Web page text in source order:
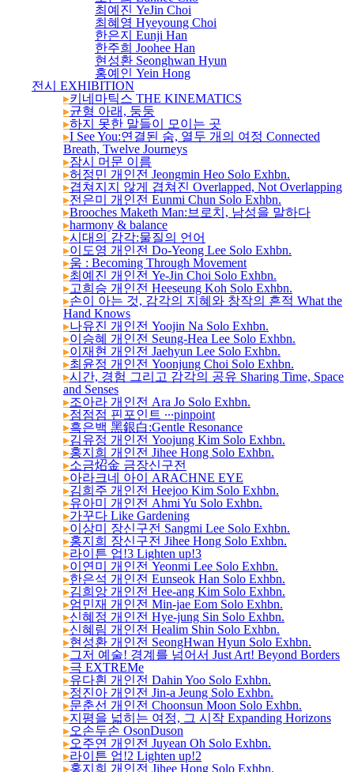
최예진 YeJin Choi
최혜영 Hyeyoung Choi
한은지 Eunji Han
한주희 Joohee Han
현성환 Seonghwan Hyun
홍예인 Yein Hong
전시 EXHIBITION
▸키네마틱스 THE KINEMATICS
▸균형 아래, 둥둥
▸하지 못한 말들이 모이는 곳
▸I See You:연결된 숨, 열두 개의 여정 Connected
Breath, Twelve Journeys
▸잠시 머문 이름
▸허정민 개인전 Jeongmin Heo Solo Exhbn.
▸겹쳐지지 않게 겹쳐진 Overlapped, Not Overlapping
▸전은미 개인전 Eunmi Chun Solo Exhbn.
▸Brooches Maketh Man:브로치, 남성을 말하다
▸harmony & balance
▸시대의 감각:물질의 언어
▸이도영 개인전 Do-Yeong Lee Solo Exhbn.
▸움 : Becoming Through Movement
▸최예진 개인전 Ye-Jin Choi Solo Exhbn.
▸고희승 개인전 Heeseung Koh Solo Exhbn.
▸손이 아는 것, 감각의 지혜와 창작의 흔적 What the
Hand Knows
▸나유진 개인전 Yoojin Na Solo Exhbn.
▸이승혜 개인전 Seung-Hea Lee Solo Exhbn.
▸이재현 개인전 Jaehyun Lee Solo Exhbn.
▸최윤정 개인전 Yoonjung Choi Solo Exhbn.
▸시간, 경험 그리고 감각의 공유 Sharing Time, Space
and Senses
▸조아라 개인전 Ara Jo Solo Exhbn.
▸점점점 핀포인트 ∙∙∙pinpoint
▸흑은백 黑銀白:Gentle Resonance
▸김유정 개인전 Yoojung Kim Solo Exhbn.
▸홍지희 개인전 Jihee Hong Solo Exhbn.
▸소금炤金 금장신구전
▸아라크네 아이 ARACHNE EYE
▸김희주 개인전 Heejoo Kim Solo Exhbn.
▸유아미 개인전 Ahmi Yu Solo Exhbn.
▸가꾸다 Like Gardening
▸이상미 장신구전 Sangmi Lee Solo Exhbn.
▸홍지희 장신구전 Jihee Hong Solo Exhbn.
▸라이튼 업!3 Lighten up!3
▸이연미 개인전 Yeonmi Lee Solo Exhbn.
▸한은석 개인전 Eunseok Han Solo Exhbn.
▸김희앙 개인전 Hee-ang Kim Solo Exhbn.
▸엄민재 개인전 Min-jae Eom Solo Exhbn.
▸신혜정 개인전 Hye-jung Sin Solo Exhbn.
▸신혜림 개인전 Healim Shin Solo Exhbn.
▸현성환 개인전 SeongHwan Hyun Solo Exhbn.
▸그저 예술! 경계를 넘어서 Just Art! Beyond Borders
▸극 EXTREMe
▸유다흰 개인전 Dahin Yoo Solo Exhbn.
▸정진아 개인전 Jin-a Jeung Solo Exhbn.
▸문춘선 개인전 Choonsun Moon Solo Exhbn.
▸지평을 넓히는 여정, 그 시작 Expanding Horizons
▸오손두손 OsonDuson
▸오주연 개인전 Juyean Oh Solo Exhbn.
▸라이튼 업!2 Lighten up!2
▸홍지희 개인전 Jihee Hong Solo Exhbn.